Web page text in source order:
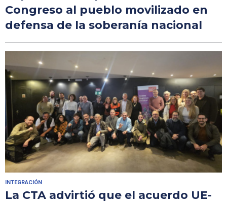
Congreso al pueblo movilizado en
defensa de la soberanía nacional
INTEGRACIÓN
La CTA advirtió que el acuerdo UE-